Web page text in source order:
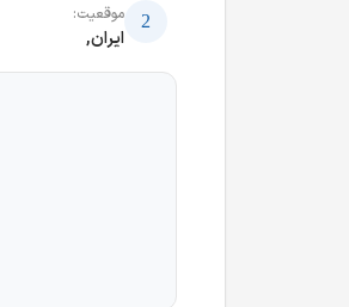
موقعیت:
ایران,